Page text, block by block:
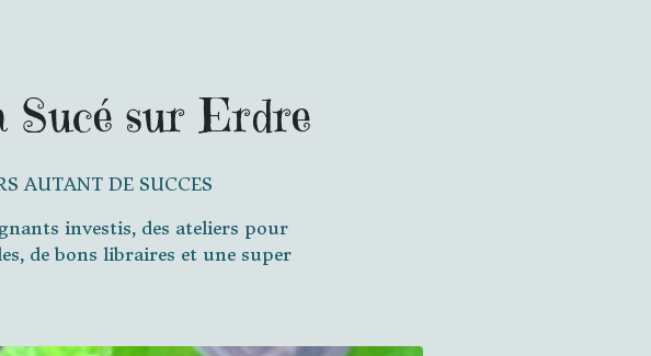
Sucé sur Erdre
AUTANT DE SUCCES
investis, des ateliers pour
de bons libraires et une super